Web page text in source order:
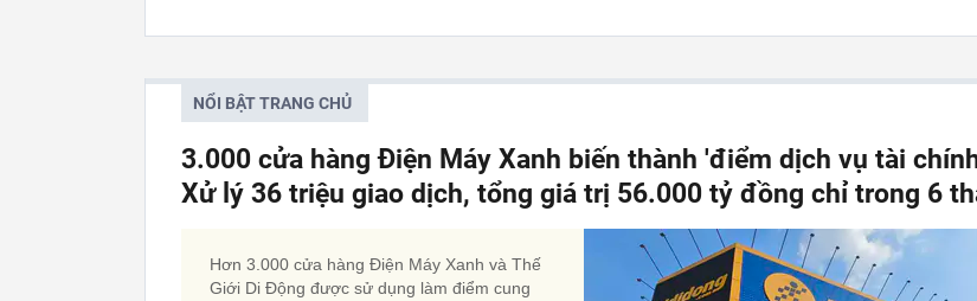
NỔI BẬT TRANG CHỦ
3.000 cửa hàng Điện Máy Xanh biến thành 'điểm dịch vụ tài
Xử lý 36 triệu giao dịch, tổng giá trị 56.000 tỷ đồng chỉ trong 6
Hơn 3.000 cửa hàng Điện Máy Xanh và Thế
Giới Di Động được sử dụng làm điểm cung